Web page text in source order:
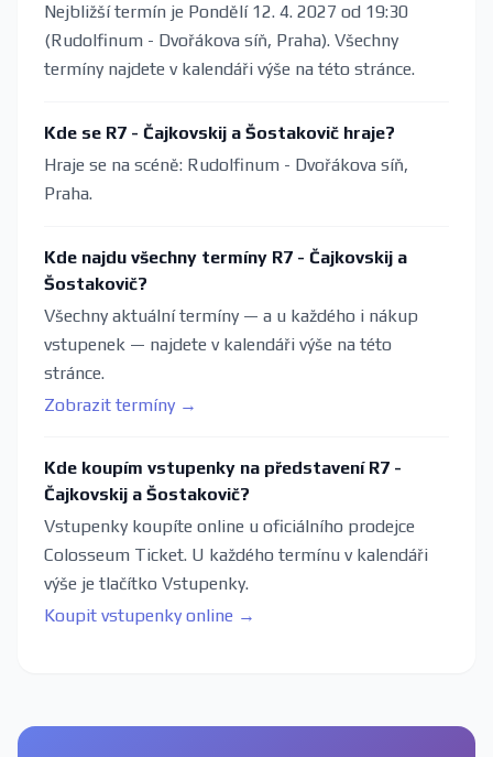
Nejbližší termín je Pondělí 12. 4. 2027 od 19:30
(Rudolfinum - Dvořákova síň, Praha). Všechny
termíny najdete v kalendáři výše na této stránce.
Kde se R7 - Čajkovskij a Šostakovič hraje?
Hraje se na scéně: Rudolfinum - Dvořákova síň,
Praha.
Kde najdu všechny termíny R7 - Čajkovskij a
Šostakovič?
Všechny aktuální termíny — a u každého i nákup
vstupenek — najdete v kalendáři výše na této
stránce.
Zobrazit termíny →
Kde koupím vstupenky na představení R7 -
Čajkovskij a Šostakovič?
Vstupenky koupíte online u oficiálního prodejce
Colosseum Ticket. U každého termínu v kalendáři
výše je tlačítko Vstupenky.
Koupit vstupenky online →